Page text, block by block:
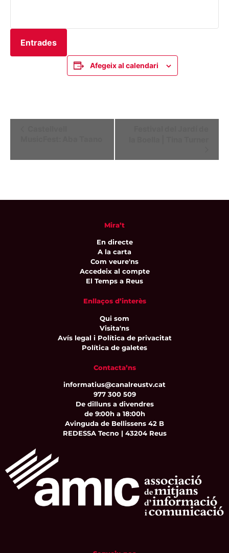
Entrades
Afegeix al calendari
Mira’t
En directe
A la carta
Com veure'ns
Accedeix al compte
El Temps a Reus
Enllaços d’interès
Qui som
Visita'ns
Avís legal i Política de privacitat
Política de galetes
Contacta’ns
informatius@canalreustv.cat
977 300 509
De dilluns a divendres
de 9:00h a 18:00h
Avinguda de Bellissens 42 B
REDESSA Tecno | 43204 Reus